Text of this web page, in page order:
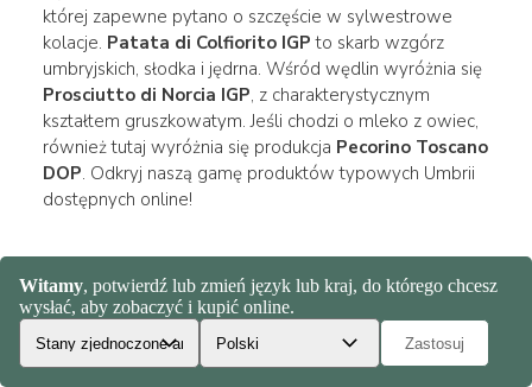
której zapewne pytano o szczęście w sylwestrowe
kolacje. Patata di Colfiorito IGP to skarb wzgórz
umbryjskich, słodka i jędrna. Wśród wędlin wyróżnia się
Prosciutto di Norcia IGP, z charakterystycznym
kształtem gruszkowatym. Jeśli chodzi o mleko z owiec,
również tutaj wyróżnia się produkcja Pecorino Toscano
DOP. Odkryj naszą gamę produktów typowych Umbrii
dostępnych online!
Abruzja
Abruzjato region wielkiej produkcji zbóż, winnic i
oliwek.Rybołówstwoto kluczowy element